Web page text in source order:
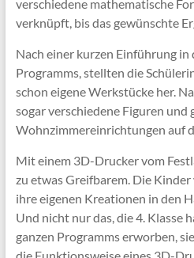
verschiedene mathematische
verknüpft, bis das gewünschte
Nach einer kurzen Einführung in
Programms, stellten die
schon eigene Werkstücke her.
sogar verschiedene Figuren und
Wohnzimmereinrichtungen auf
Mit einem 3D-Drucker vom
zu etwas Greifbarem. Die
ihre eigenen Kreationen in den
Und nicht nur das, die 4. Klasse
ganzen Programms erworben,